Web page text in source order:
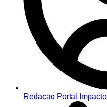
Redacao Portal Impacto